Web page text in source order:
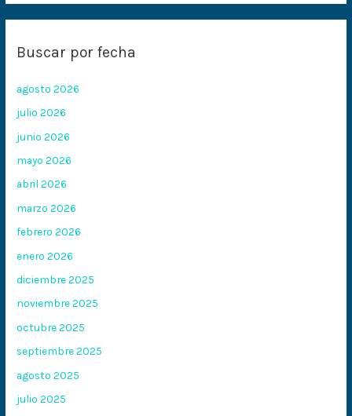
Buscar por fecha
agosto 2026
julio 2026
junio 2026
mayo 2026
abril 2026
marzo 2026
febrero 2026
enero 2026
diciembre 2025
noviembre 2025
octubre 2025
septiembre 2025
agosto 2025
julio 2025